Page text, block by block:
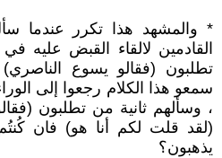
* والمشهد هذا تكرر عندما
القادمين لالقاء القبض عليه
تطلبون (فقالو يسوع الناصري)
سمعو هذا الكلام رجعوا إلى
، وسألهم ثانية من تطلبون
(لقد قلت لكم أنا هو) فان
يذهبون؟